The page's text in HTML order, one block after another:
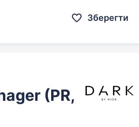
Зберегти
(PR,